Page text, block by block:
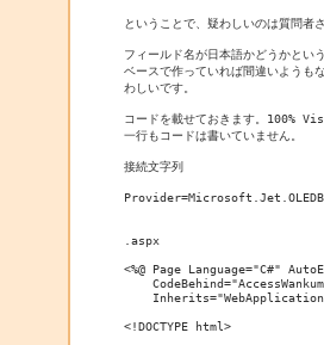
ということで、疑わしいのは質問者
フィールド名が日本語かどうかとい
ベースで作っていれば間違いようも
わしいです。
コードを載せておきます。100%
一行もコードは書いていません。
接続文字列
.aspx
<%@ Page Language="C#"
<!DOCTYPE html>